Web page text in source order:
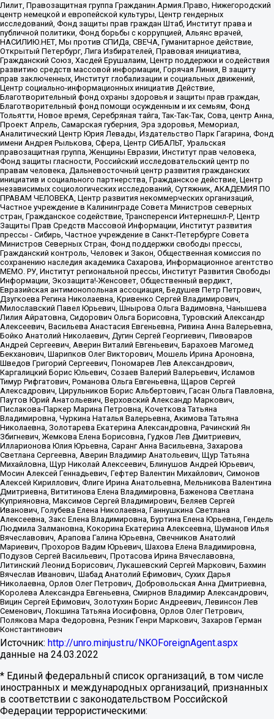
Лилит, Правозащитная группа Гражданин.Армия.Право, Нижегородский
центр немецкой и европейской культуры, Центр гендерных
исследований, Фонд защиты прав граждан Штаб, Институт права и
публичной политики, Фонд борьбы с коррупцией, Альянс врачей,
НАСИЛИЮ.НЕТ, Мы против СПИДа, СВЕЧА, Гуманитарное действие,
Открытый Петербург, Лига Избирателей, Правовая инициатива,
Гражданский Союз, Хасдей Ерушалаим, Центр поддержки и содействия
развитию средств массовой информации, Горячая Линия, В защиту
прав заключенных, Институт глобализации и социальных движений,
Центр социально-информационных инициатив Действие,
Благотворительный фонд охраны здоровья и защиты прав граждан,
Благотворительный фонд помощи осужденным и их семьям, Фонд
Тольятти, Новое время, Серебряная тайга, Так-Так-Так, Сова, центр Анна,
Проект Апрель, Самарская губерния, Эра здоровья, Мемориал,
Аналитический Центр Юрия Левады, Издательство Парк Гагарина, Фонд
имени Андрея Рылькова, Сфера, Центр СИБАЛЬТ, Уральская
правозащитная группа, Женщины Евразии, Институт прав человека,
Фонд защиты гласности, Российский исследовательский центр по
правам человека, Дальневосточный центр развития гражданских
инициатив и социального партнерства, Гражданское действие, Центр
независимых социологических исследований, Сутяжник, АКАДЕМИЯ ПО
ПРАВАМ ЧЕЛОВЕКА, Центр развития некоммерческих организаций,
Частное учреждение в Калининграде Совета Министров северных
стран, Гражданское содействие, Трансперенси Интернешнл-Р, Центр
Защиты Прав Средств Массовой Информации, Институт развития
прессы - Сибирь, Частное учреждение в Санкт-Петербурге Совета
Министров Северных Стран, Фонд поддержки свободы прессы,
Гражданский контроль, Человек и Закон, Общественная комиссия по
сохранению наследия академика Сахарова, Информационное агентство
МЕМО. РУ, Институт региональной прессы, Институт Развития Свободы
Информации, Экозащита!-Женсовет, Общественный вердикт,
Евразийская антимонопольная ассоциация, Бедушев Петр Петрович,
Дзугкоева Регина Николаевна, Кривенко Сергей Владимирович,
Милославский Павел Юрьевич, Шнырова Ольга Вадимовна, Чанышева
Лилия Айратовна, Сидорович Ольга Борисовна, Туровский Александр
Алексеевич, Васильева Анастасия Евгеньевна, Ривина Анна Валерьевна,
Бойко Анатолий Николаевич, Дугин Сергей Георгиевич, Пивоваров
Андрей Сергеевич, Аверин Виталий Евгеньевич, Барахоев Магомед
Бекханович, Шарипков Олег Викторович, Мошель Ирина Ароновна,
Шведов Григорий Сергеевич, Пономарев Лев Александрович,
Каргалицкий Борис Юльевич, Созаев Валерий Валерьевич, Исламов
Тимур Рифгатович, Романова Ольга Евгеньевна, Щаров Сергей
Алексадрович, Цирульников Борис Альбертович, Гасан Ольга Павловна,
Паутов Юрий Анатольевич, Верховский Александр Маркович,
Пислакова-Паркер Марина Петровна, Кочеткова Татьяна
Владимировна, Чуркина Наталья Валерьевна, Акимова Татьяна
Николаевна, Золотарева Екатерина Александровна, Рачинский Ян
Збигневич, Жемкова Елена Борисовна, Гудков Лев Дмитриевич,
Илларионова Юлия Юрьевна, Саранг Анна Васильевна, Захарова
Светлана Сергеевна, Аверин Владимир Анатольевич, Щур Татьяна
Михайловна, Щур Николай Алексеевич, Блинушов Андрей Юрьевич,
Мосин Алексей Геннадьевич, Гефтер Валентин Михайлович, Симонов
Алексей Кириллович, Флиге Ирина Анатольевна, Мельникова Валентина
Дмитриевна, Вититинова Елена Владимировна, Баженова Светлана
Куприяновна, Максимов Сергей Владимирович, Беляев Сергей
Иванович, Голубева Елена Николаевна, Ганнушкина Светлана
Алексеевна, Закс Елена Владимировна, Буртина Елена Юрьевна, Гендель
Людмила Залмановна, Кокорина Екатерина Алексеевна, Шуманов Илья
Вячеславович, Арапова Галина Юрьевна, Свечников Анатолий
Мариевич, Прохоров Вадим Юрьевич, Шахова Елена Владимировна,
Подузов Сергей Васильевич, Протасова Ирина Вячеславовна,
Литинский Леонид Борисович, Лукашевский Сергей Маркович, Бахмин
Вячеслав Иванович, Шабад Анатолий Ефимович, Сухих Дарья
Николаевна, Орлов Олег Петрович, Добровольская Анна Дмитриевна,
Королева Александра Евгеньевна, Смирнов Владимир Александрович,
Вицин Сергей Ефимович, Золотухин Борис Андреевич, Левинсон Лев
Семенович, Локшина Татьяна Иосифовна, Орлов Олег Петрович,
Полякова Мара Федоровна, Резник Генри Маркович, Захаров Герман
Константинович
Источник: http://unro.minjust.ru/NKOForeignAgent.aspx
данные на 24.03.2022
* Единый федеральный список организаций, в том числе
иностранных и международных организаций, признанных
в соответствии с законодательством Российской
Федерации террористическими: